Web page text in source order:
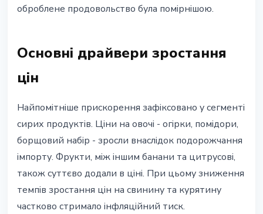
оброблене продовольство була помірнішою.
Основні драйвери зростання
цін
Найпомітніше прискорення зафіксовано у сегменті
сирих продуктів. Ціни на овочі - огірки, помідори,
борщовий набір - зросли внаслідок подорожчання
імпорту. Фрукти, між іншим банани та цитрусові,
також суттєво додали в ціні. При цьому зниження
темпів зростання цін на свинину та курятину
частково стримало інфляційний тиск.